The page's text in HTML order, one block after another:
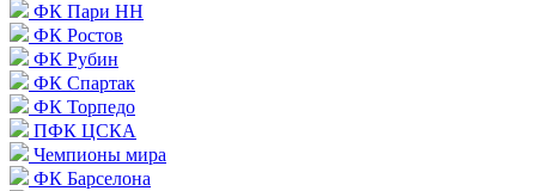
ФК Пари НН
ФК Ростов
ФК Рубин
ФК Спартак
ФК Торпедо
ПФК ЦСКА
Чемпионы мира
ФК Барселона